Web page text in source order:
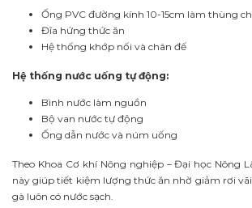
Ống PVC đường kính 10-15cm làm thùng
Đĩa hứng thức ăn
Hệ thống khớp nối và chân đế
Hệ thống nước uống tự động:
Bình nước làm nguồn
Bộ van nước tự động
Ống dẫn nước và núm uống
Theo Khoa Cơ khí Nông nghiệp – Đại học Nông
này giúp tiết kiệm lượng thức ăn nhờ giảm rơi
gà luôn có nước sạch.